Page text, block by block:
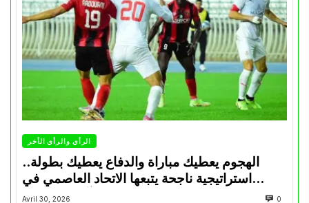
الرأي والرأي الأخر
الهجوم يعطيك مباراة والدفاع يعطيك بطولة..
استراتيجية ناجحة يتبعها الاتحاد العاصمي في
تتويجاته آخر السنوات
Avril 30, 2026 0